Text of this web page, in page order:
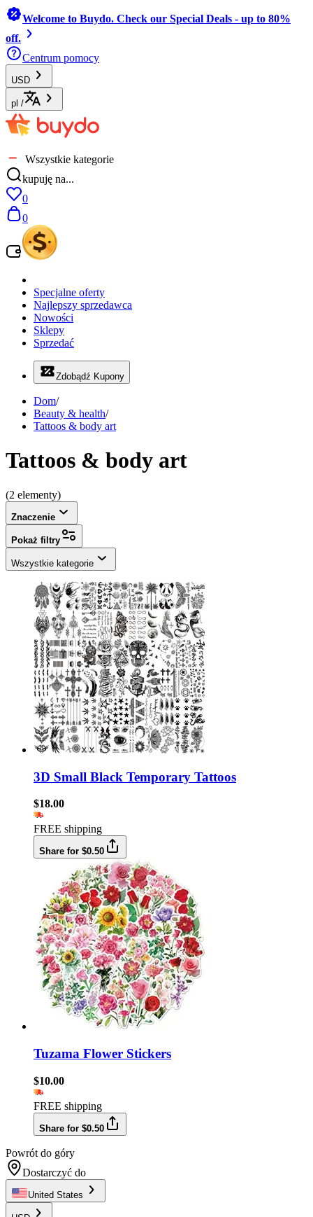
Welcome to Buydo. Check our Special Deals - up to 80%
off.
Centrum pomocy
USD
pl /
Wszystkie kategorie
kupuję na...
0
0
Specjalne oferty
Najlepszy sprzedawca
Nowości
Sklepy
Sprzedać
Zdobądź Kupony
Dom/
Beauty & health/
Tattoos & body art
Tattoos & body art
(2 elementy)
Znaczenie
Pokaż filtry
Wszystkie kategorie
3D Small Black Temporary Tattoos
$18.00
FREE shipping
Share for $0.50
Tuzama Flower Stickers
$10.00
FREE shipping
Share for $0.50
Powrót do góry
Dostarczyć do
United States